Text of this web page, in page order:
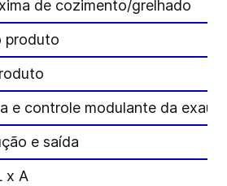
de cozimento/grelhado
produto
e controle modulante da
e saída
x A